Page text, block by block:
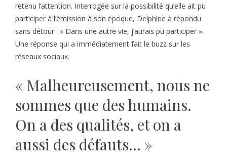
retenu l’attention. Interrogée sur la possibilité qu’elle ait pu
participer à l’émission à son époque, Delphine a répondu
sans détour : « Dans une autre vie, j’aurais pu participer ».
Une réponse qui a immédiatement fait le buzz sur les
réseaux sociaux.
« Malheureusement, nous ne
sommes que des humains.
On a des qualités, et on a
aussi des défauts… »